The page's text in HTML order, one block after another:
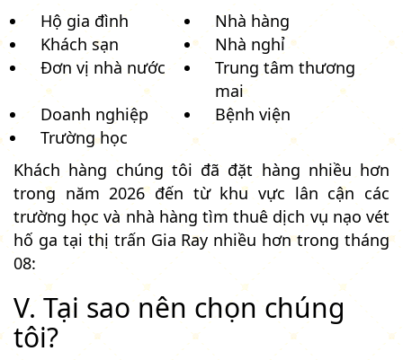
Hộ gia đình
Nhà hàng
Khách sạn
Nhà nghỉ
Đơn vị nhà nước
Trung tâm thương
mai
Doanh nghiệp
Bệnh viện
Trường học
Khách hàng chúng tôi đã đặt hàng nhiều hơn
trong năm 2026 đến từ khu vực lân cận các
trường học và nhà hàng tìm thuê dịch vụ nạo vét
hố ga tại thị trấn Gia Ray nhiều hơn trong tháng
08:
V. Tại sao nên chọn chúng
tôi?